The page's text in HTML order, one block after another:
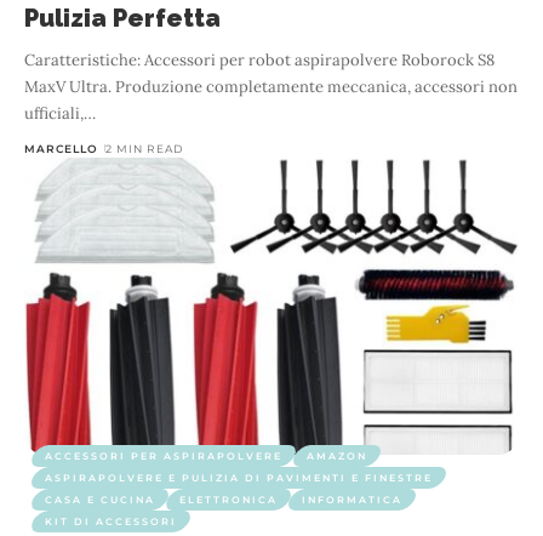
Pulizia Perfetta
Caratteristiche: Accessori per robot aspirapolvere Roborock S8
MaxV Ultra. Produzione completamente meccanica, accessori non
ufficiali,…
MARCELLO 2 MIN READ
ACCESSORI PER ASPIRAPOLVERE
AMAZON
ASPIRAPOLVERE E PULIZIA DI PAVIMENTI E FINESTRE
CASA E CUCINA
ELETTRONICA
INFORMATICA
KIT DI ACCESSORI